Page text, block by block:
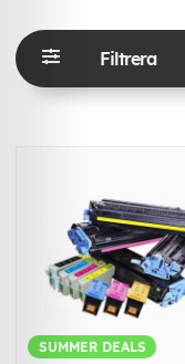
Filtrera
SUMMER DEALS